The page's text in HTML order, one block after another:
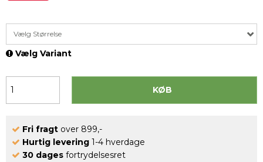
Vælg Størrelse
Vælg Variant
KØB
Fri fragt over 899,-
Hurtig levering 1-4 hverdage
30 dages fortrydelsesret